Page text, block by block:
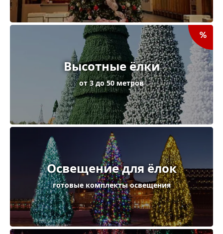
Высотные ёлки
от 3 до 50 метров
Освещение для ёлок
готовые комплекты освещения